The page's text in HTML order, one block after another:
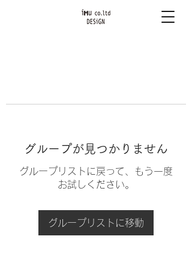
グループが見つかりません
グループリストに戻って、もう一度
お試しください。
グループリストに移動